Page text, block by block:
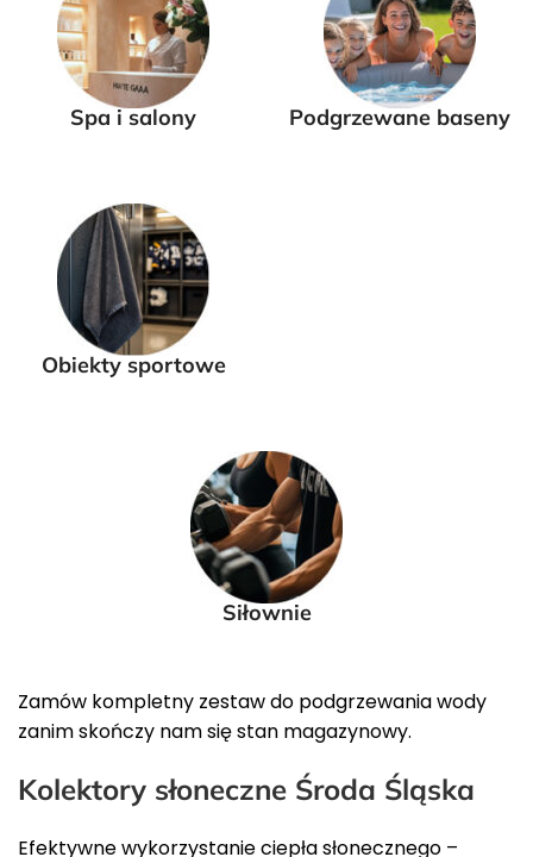
Spa i salony Podgrzewane baseny
Obiekty sportowe
Siłownie
Zamów kompletny zestaw do podgrzewania wody
zanim skończy nam się stan magazynowy.
Kolektory słoneczne Środa Śląska
Efektywne wykorzystanie ciepła słonecznego –